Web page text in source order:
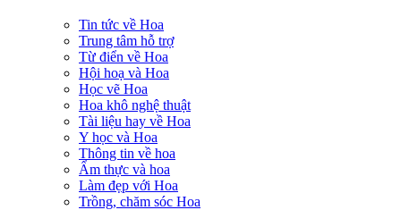
Tin tức về Hoa
Trung tâm hỗ trợ
Từ điển về Hoa
Hội hoạ và Hoa
Học vẽ Hoa
Hoa khô nghệ thuật
Tài liệu hay về Hoa
Y học và Hoa
Thông tin về hoa
Ẩm thực và hoa
Làm đẹp với Hoa
Trồng, chăm sóc Hoa